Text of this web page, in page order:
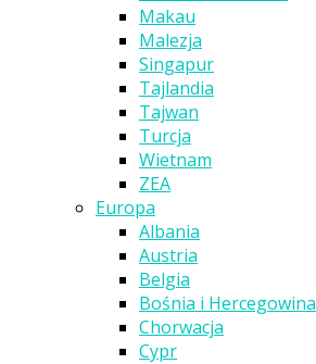
Makau
Malezja
Singapur
Tajlandia
Tajwan
Turcja
Wietnam
ZEA
Europa
Albania
Austria
Belgia
Bośnia i Hercegowina
Chorwacja
Cypr